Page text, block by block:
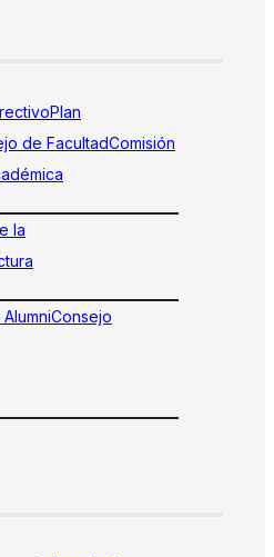
Plan
de FacultadComisión
la
Consejo